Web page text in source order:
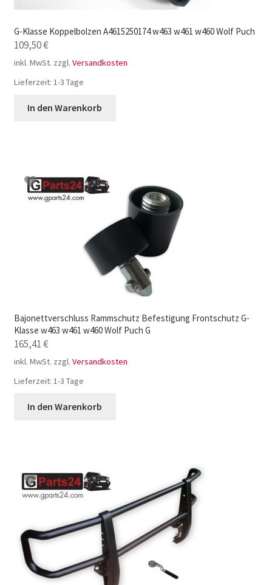
G-Klasse Koppelbolzen A4615250174 w463 w461 w460 Wolf Puch
109,50€
inkl. MwSt. zzgl. Versandkosten
Lieferzeit: 1-3 Tage
In den Warenkorb
Bajonettverschluss Rammschutz Befestigung Frontschutz G-
Klasse w463 w461 w460 Wolf Puch G
165,41€
inkl. MwSt. zzgl. Versandkosten
Lieferzeit: 1-3 Tage
In den Warenkorb